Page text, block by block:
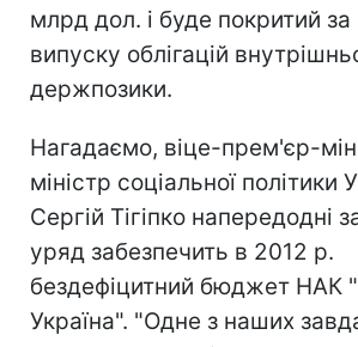
млрд дол. і буде покритий
випуску облігацій
держпозики.
Нагадаємо, віце-прем'єр-
міністр соціальної політики
Сергій Тігіпко напередодні
уряд забезпечить в 2012 р.
бездефіцитний бюджет НАК
Україна". "Одне з наших